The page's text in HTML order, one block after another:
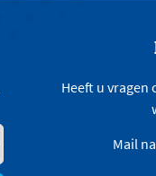
Heeft u vragen
Mail